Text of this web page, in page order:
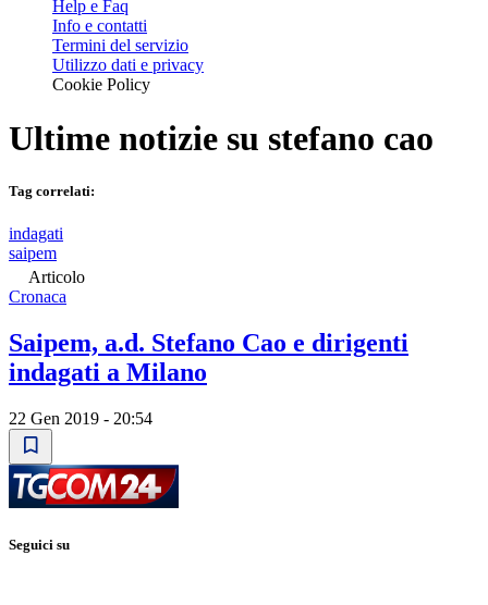
Help e Faq
Info e contatti
Termini del servizio
Utilizzo dati e privacy
Cookie Policy
Ultime notizie su stefano cao
Tag correlati:
indagati
saipem
Articolo
Cronaca
Saipem, a.d. Stefano Cao e dirigenti
indagati a Milano
22 Gen 2019 - 20:54
Seguici su